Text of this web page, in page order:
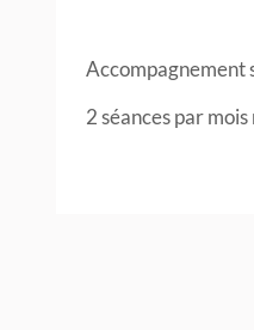
Accompagnement
2 séances par